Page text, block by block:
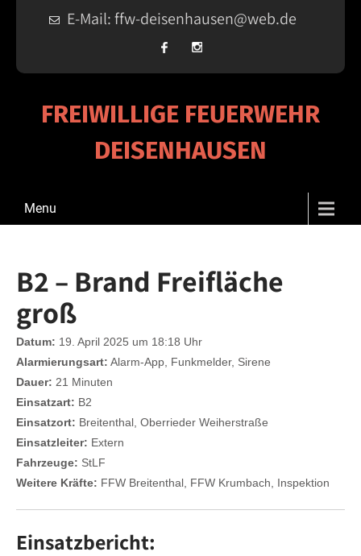
E-Mail: ffw-deisenhausen@web.de
FREIWILLIGE FEUERWEHR
DEISENHAUSEN
Menu
B2 – Brand Freifläche
groß
Datum: 19. April 2025 um 18:18 Uhr
Alarmierungsart: Alarm-App, Funkmelder, Sirene
Dauer: 21 Minuten
Einsatzart: B2
Einsatzort: Breitenthal, Oberrieder Weiherstraße
Einsatzleiter: Extern
Fahrzeuge: StLF
Weitere Kräfte: FFW Breitenthal, FFW Krumbach, Inspektion
Einsatzbericht: